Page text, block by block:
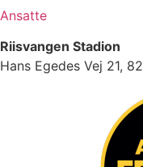
Ansatte
Riisvangen Stadion
Hans Egedes Vej 21,